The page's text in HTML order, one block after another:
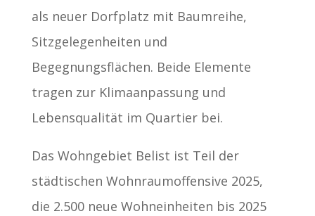
als neuer Dorfplatz mit Baumreihe,
Sitzgelegenheiten und
Begegnungsflächen. Beide Elemente
tragen zur Klimaanpassung und
Lebensqualität im Quartier bei.
Das Wohngebiet Belist ist Teil der
städtischen Wohnraumoffensive 2025,
die 2.500 neue Wohneinheiten bis 2025